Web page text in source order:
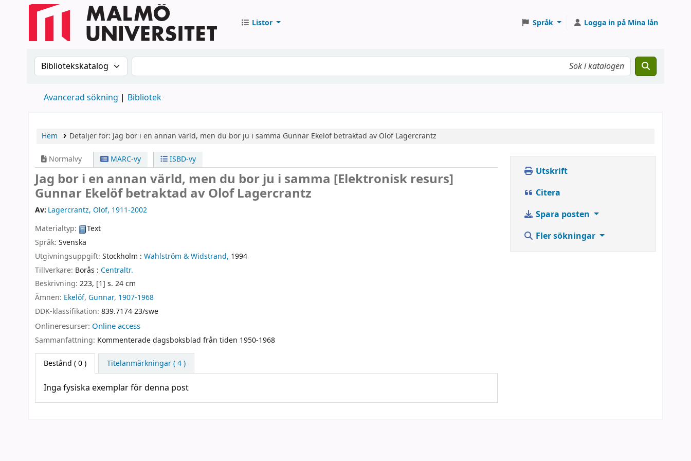
Listor Språk Logga in på Mina lån
Sök i katalogen efter:Sök i katalogen
Avancerad sökning Bibliotek
Hem Detaljer för: Jag bor i en annan värld, men du bor ju i samma Gunnar Ekelöf betraktad av Olof Lagercrantz
Normalvy MARC-vy ISBD-vy
Jag bor i en annan värld, men du bor ju i samma [Elektronisk resurs]
Gunnar Ekelöf betraktad av Olof Lagercrantz
Av: Lagercrantz, Olof, 1911-2002
Materialtyp:
Text
Språk: Svenska
Utgivningsuppgift: Stockholm : Wahlström & Widstrand, 1994
Tillverkare: Borås : Centraltr.
Beskrivning: 223, [1] s. 24 cm
Ämnen: Ekelöf, Gunnar, 1907-1968
DDK-klassifikation: 839.7174 23/swe
Onlineresurser: Online access
Sammanfattning: Kommenterade dagsboksblad från tiden 1950-1968
Bestånd ( 0 ) Titelanmärkningar ( 4 )
Inga fysiska exemplar för denna post
Utskrift
Citera
Spara posten
Fler sökningar